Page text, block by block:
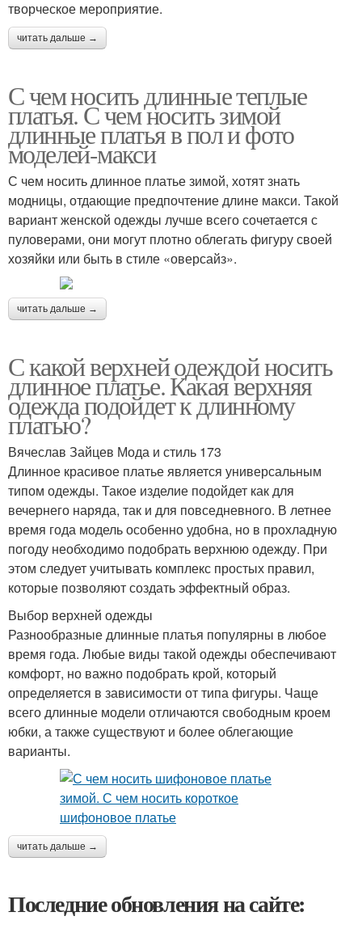
творческое мероприятие.
читать дальше →
С чем носить длинные теплые
платья. С чем носить зимой
длинные платья в пол и фото
моделей-макси
С чем носить длинное платье зимой, хотят знать
модницы, отдающие предпочтение длине макси. Такой
вариант женской одежды лучше всего сочетается с
пуловерами, они могут плотно облегать фигуру своей
хозяйки или быть в стиле «оверсайз».
читать дальше →
С какой верхней одеждой носить
длинное платье. Какая верхняя
одежда подойдет к длинному
платью?
Вячеслав Зайцев Мода и стиль 173
Длинное красивое платье является универсальным
типом одежды. Такое изделие подойдет как для
вечернего наряда, так и для повседневного. В летнее
время года модель особенно удобна, но в прохладную
погоду необходимо подобрать верхнюю одежду. При
этом следует учитывать комплекс простых правил,
которые позволяют создать эффектный образ.
Выбор верхней одежды
Разнообразные длинные платья популярны в любое
время года. Любые виды такой одежды обеспечивают
комфорт, но важно подобрать крой, который
определяется в зависимости от типа фигуры. Чаще
всего длинные модели отличаются свободным кроем
юбки, а также существуют и более облегающие
варианты.
читать дальше →
Последние обновления на сайте: